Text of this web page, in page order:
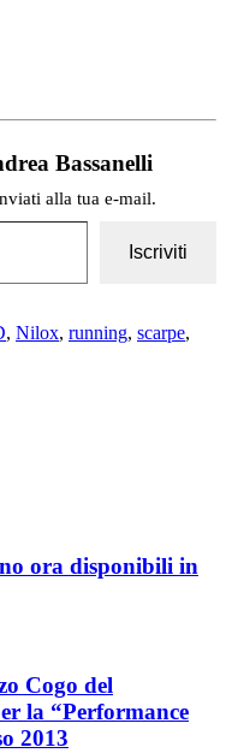
Bassanelli
alla tua e-mail.
Iscriviti
, Nilox, running, scarpe,
ora disponibili in
Cogo del
la “Performance
2013